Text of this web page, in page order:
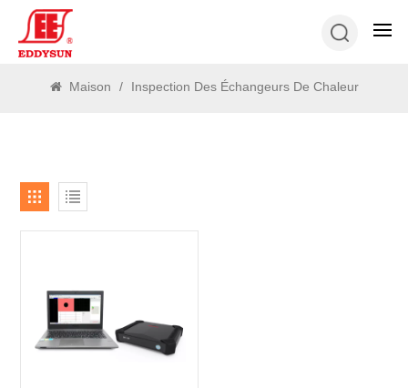
Maison / Inspection Des Échangeurs De Chaleur